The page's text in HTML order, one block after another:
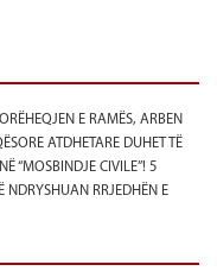
E RAMËS, ARBEN
ATDHETARE DUHET TË
“MOSBINDJE CIVILE”! 5
NDRYSHUAN RRJEDHËN E